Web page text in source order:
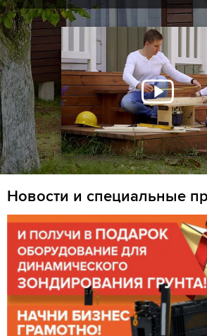
Новости и специальные